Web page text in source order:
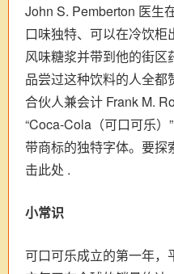
John S. Pemberton 医生
口味独特、可以在冷饮
风味糖浆并带到他的街区
品尝过这种饮料的人全都
合伙人兼会计 Frank M.
“Coca‑Cola（可口可乐
带商标的独特字体。要探
击此处 .
小常识
可口可乐成立的第一年